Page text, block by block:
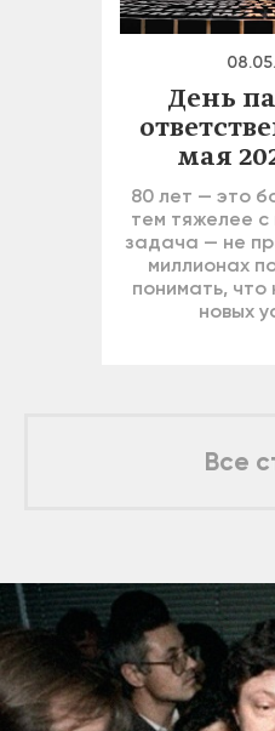
День
мая
80 лет — это
тем тяжелее
задача — не
миллионах
понимать,
новых
Все